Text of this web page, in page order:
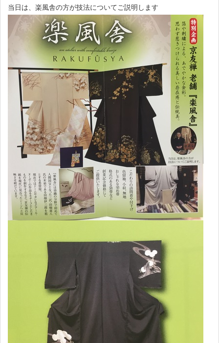
当日は、楽風舎の方が技法についてご説明します